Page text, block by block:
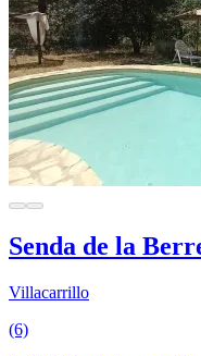
Senda de la
Villacarrillo
(6)